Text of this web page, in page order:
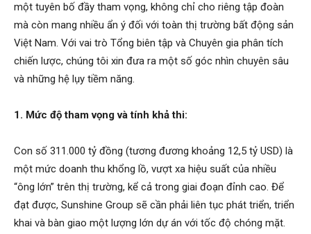
một tuyên bố đầy tham vọng, không chỉ cho riêng tập đoàn
mà còn mang nhiều ẩn ý đối với toàn thị trường bất động sản
Việt Nam. Với vai trò Tổng biên tập và Chuyên gia phân tích
chiến lược, chúng tôi xin đưa ra một số góc nhìn chuyên sâu
và những hệ lụy tiềm năng.
1. Mức độ tham vọng và tính khả thi:
Con số 311.000 tỷ đồng (tương đương khoảng 12,5 tỷ USD) là
một mức doanh thu khổng lồ, vượt xa hiệu suất của nhiều
“ông lớn” trên thị trường, kể cả trong giai đoạn đỉnh cao. Để
đạt được, Sunshine Group sẽ cần phải liên tục phát triển, triển
khai và bàn giao một lượng lớn dự án với tốc độ chóng mặt.